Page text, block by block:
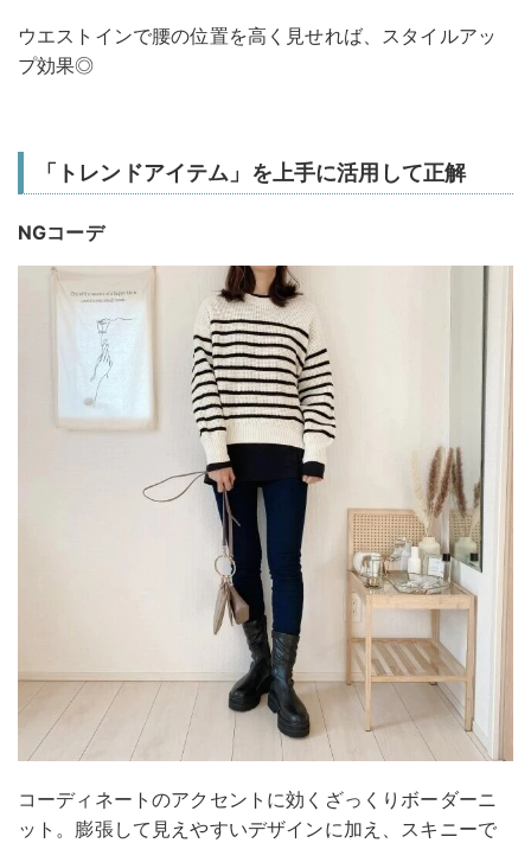
ウエストインで腰の位置を高く見せれば、スタイルアッ
プ効果◎
「トレンドアイテム」を上手に活用して正解
NGコーデ
コーディネートのアクセントに効くざっくりボーダーニ
ット。膨張して見えやすいデザインに加え、スキニーで